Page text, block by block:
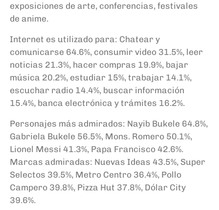
exposiciones de arte, conferencias, festivales
de anime.
Internet es utilizado para: Chatear y
comunicarse 64.6%, consumir video 31.5%, leer
noticias 21.3%, hacer compras 19.9%, bajar
música 20.2%, estudiar 15%, trabajar 14.1%,
escuchar radio 14.4%, buscar información
15.4%, banca electrónica y trámites 16.2%.
Personajes más admirados: Nayib Bukele 64.8%,
Gabriela Bukele 56.5%, Mons. Romero 50.1%,
Lionel Messi 41.3%, Papa Francisco 42.6%.
Marcas admiradas: Nuevas Ideas 43.5%, Super
Selectos 39.5%, Metro Centro 36.4%, Pollo
Campero 39.8%, Pizza Hut 37.8%, Dólar City
39.6%.